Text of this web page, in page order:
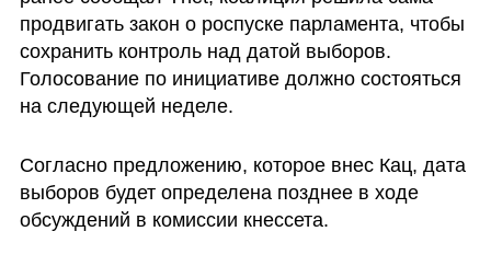
продвигать закон о роспуске парламента, чтобы
сохранить контроль над датой выборов.
Голосование по инициативе должно состояться
на следующей неделе.
Согласно предложению, которое внес Кац, дата
выборов будет определена позднее в ходе
обсуждений в комиссии кнессета.